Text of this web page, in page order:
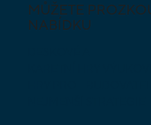
MŮŽETE
NABÍDKU